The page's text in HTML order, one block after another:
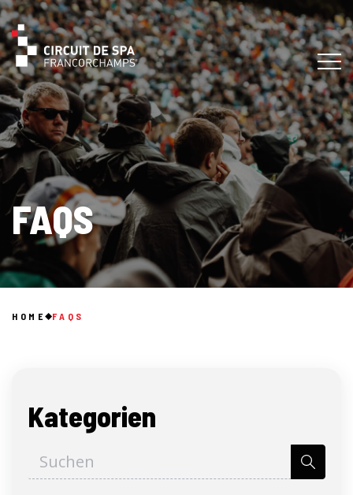
FAQS
HOME FAQS
Kategorien